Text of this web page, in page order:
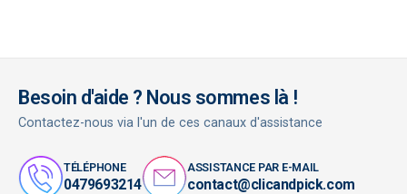
Besoin d'aide ? Nous sommes là !
Contactez-nous via l'un de ces canaux d'assistance
TÉLÉPHONE
0479693214
ASSISTANCE PAR E-MAIL
contact@clicandpick.com